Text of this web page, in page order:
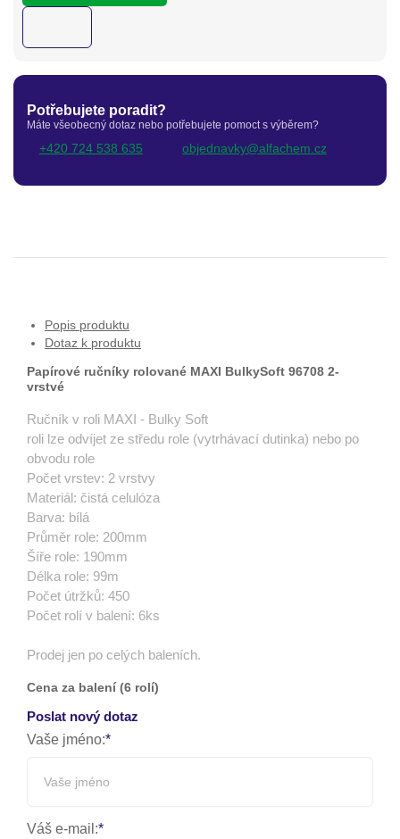
Potřebujete poradit?
Máte všeobecný dotaz nebo potřebujete pomoct s výběrem?
+420 724 538 635 objednavky@alfachem.cz
Popis produktu
Dotaz k produktu
Papírové ručníky rolované MAXI BulkySoft 96708 2-
vrstvé
Ručník v roli MAXI - Bulky Soft
roli lze odvíjet ze středu role (vytrhávací dutinka) nebo po
obvodu role
Počet vrstev: 2 vrstvy
Materiál: čistá celulóza
Barva: bílá
Průměr role: 200mm
Šíře role: 190mm
Délka role: 99m
Počet útržků: 450
Počet rolí v balení: 6ks
Prodej jen po celých baleních.
Cena za balení (6 rolí)
Poslat nový dotaz
Vaše jméno:
Váš e-mail: